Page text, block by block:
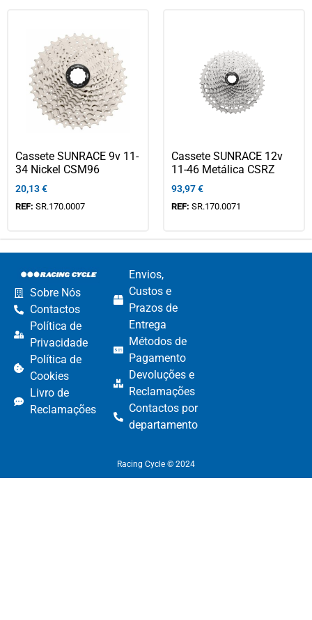
Cassete SUNRACE 9v 11-
34 Nickel CSM96
20,13€
REF: SR.170.0007
Cassete SUNRACE 12v
11-46 Metálica CSRZ
93,97€
REF: SR.170.0071
Sobre Nós
Contactos
Política de
Privacidade
Política de
Cookies
Livro de
Reclamações
Envios,
Custos e
Prazos de
Entrega
Métodos de
Pagamento​
Devoluções e
Reclamações​
Contactos por
departamento​
Racing Cycle © 2024